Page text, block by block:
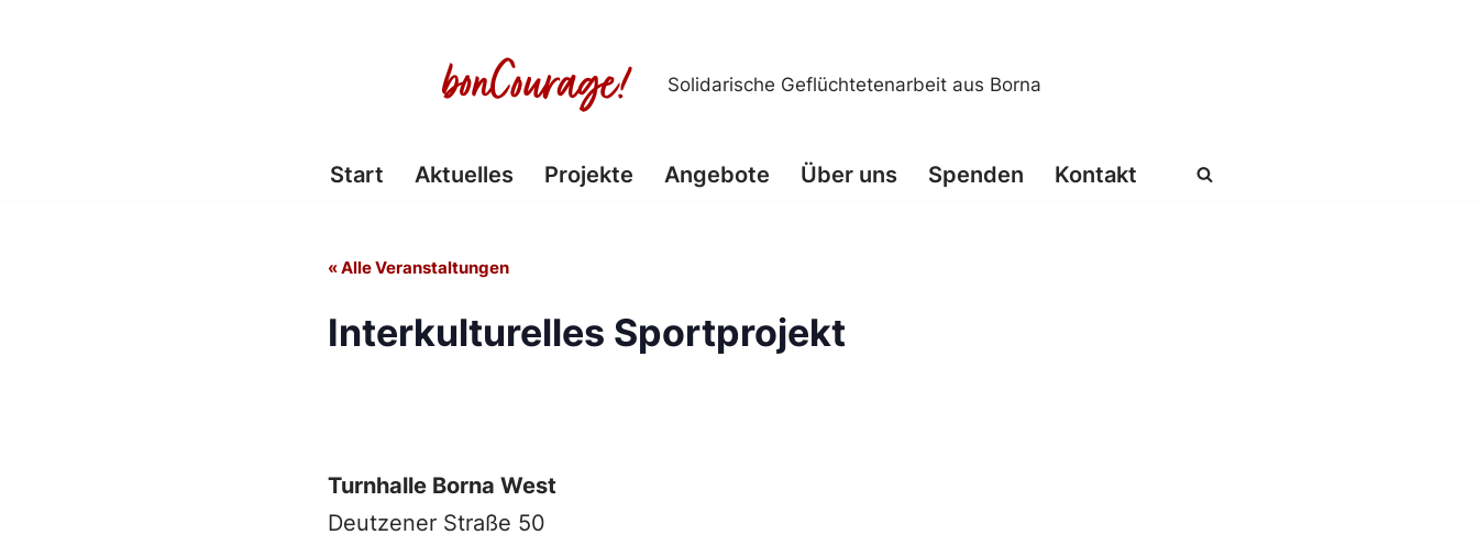
Solidarische Geflüchtetenarbeit aus Borna
Start Aktuelles Projekte Angebote Über uns Spenden Kontakt
« Alle Veranstaltungen
Interkulturelles Sportprojekt
Turnhalle Borna West
Deutzener Straße 50